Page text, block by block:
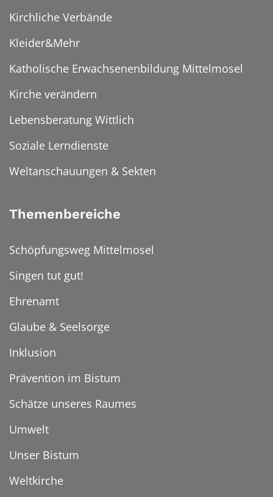
Kirchliche Verbände
Kleider&Mehr
Katholische Erwachsenenbildung Mittelmosel
Kirche verändern
Lebensberatung Wittlich
Soziale Lerndienste
Weltanschauungen & Sekten
Themenbereiche
Schöpfungsweg Mittelmosel
Singen tut gut!
Ehrenamt
Glaube & Seelsorge
Inklusion
Prävention im Bistum
Schätze unseres Raumes
Umwelt
Unser Bistum
Weltkirche